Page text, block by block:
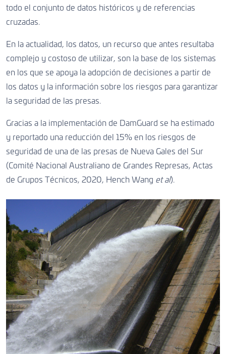
todo el conjunto de datos históricos y de referencias
cruzadas.
En la actualidad, los datos, un recurso que antes resultaba
complejo y costoso de utilizar, son la base de los sistemas
en los que se apoya la adopción de decisiones a partir de
los datos y la información sobre los riesgos para garantizar
la seguridad de las presas.
Gracias a la implementación de DamGuard se ha estimado
y reportado una reducción del 15% en los riesgos de
seguridad de una de las presas de Nueva Gales del Sur
(Comité Nacional Australiano de Grandes Represas, Actas
de Grupos Técnicos, 2020, Hench Wang et al).